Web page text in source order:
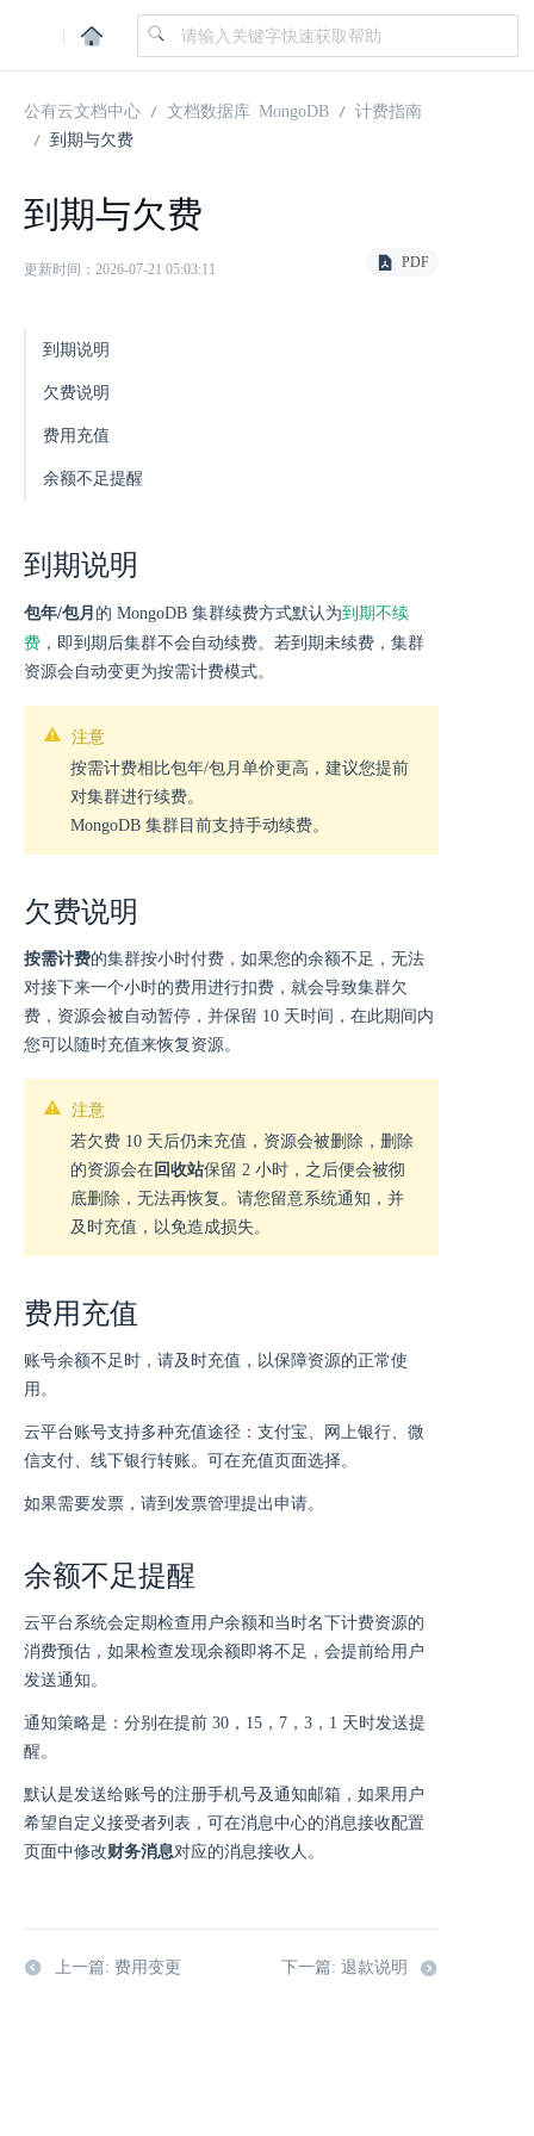
|
公有云文档中心 文档数据库 MongoDB
计费指南
到期与欠费
到期与欠费
更新时间：2026-07-21 05:03:11 PDF
到期说明
欠费说明
费用充值
余额不足提醒
到期说明
包年/包月 的 MongoDB 集群续费方式默认为到期不续
费 ，即到期后集群不会自动续费。若到期未续费，集群
资源会自动变更为按需计费模式。
注意
按需计费相比包年/包月单价更高，建议您提前
对集群进行续费。
MongoDB 集群目前支持手动续费。
欠费说明
按需计费的集群按小时付费，如果您的余额不足，无法
对接下来一个小时的费用进行扣费，就会导致集群欠
费，资源会被自动暂停，并保留 10 天时间，在此期间内
您可以随时充值来恢复资源。
注意
若欠费 10 天后仍未充值，资源会被删除，删除
的资源会在回收站保留 2 小时，之后便会被彻
底删除，无法再恢复。请您留意系统通知，并
及时充值，以免造成损失。
费用充值
账号余额不足时，请及时充值，以保障资源的正常使
用。
云平台账号支持多种充值途径：支付宝、网上银行、微
信支付、线下银行转账。可在充值页面选择。
如果需要发票，请到发票管理提出申请。
余额不足提醒
云平台系统会定期检查用户余额和当时名下计费资源的
消费预估，如果检查发现余额即将不足，会提前给用户
发送通知。
通知策略是：分别在提前 30，15，7，3，1 天时发送提
醒。
默认是发送给账号的注册手机号及通知邮箱，如果用户
希望自定义接受者列表，可在消息中心的消息接收配置
页面中修改财务消息对应的消息接收人。
上一篇: 费用变更 下一篇: 退款说明